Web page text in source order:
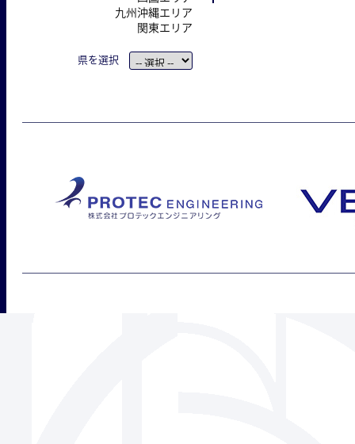
九州沖縄エリア
関東エリア
県を選択